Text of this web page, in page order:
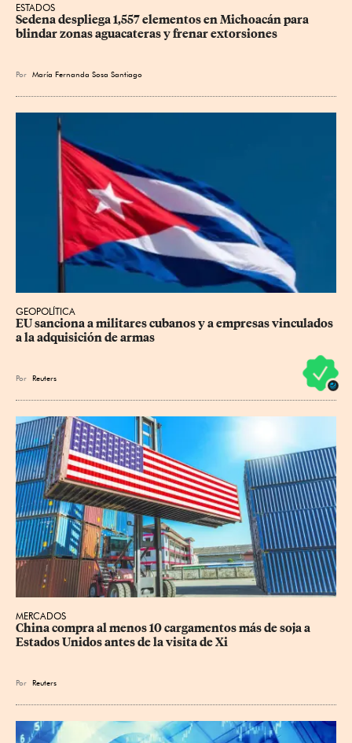
ESTADOS
Sedena despliega 1,557 elementos en Michoacán para
blindar zonas aguacateras y frenar extorsiones
Por María Fernanda Sosa Santiago
GEOPOLÍTICA
EU sanciona a militares cubanos y a empresas vinculados
a la adquisición de armas
Por Reuters
MERCADOS
China compra al menos 10 cargamentos más de soja a
Estados Unidos antes de la visita de Xi
Por Reuters